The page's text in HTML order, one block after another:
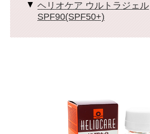
ヘリオケア ウルトラジェル
SPF90(SPF50+)